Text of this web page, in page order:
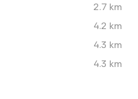
2.7 km
4.2 km
4.3 km
4.3 km